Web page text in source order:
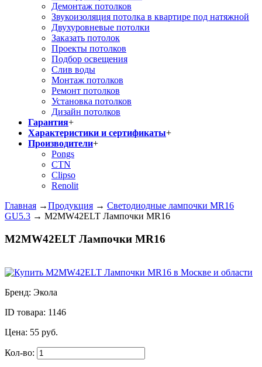
Демонтаж потолков
Звукоизоляция потолка в квартире под натяжной
Двухуровневые потолки
Заказать потолок
Проекты потолков
Подбор освещения
Слив воды
Монтаж потолков
Ремонт потолков
Установка потолков
Дизайн потолков
Гарантия+
Характеристики и сертификаты+
Производители+
Pongs
CTN
Clipso
Renolit
Главная →Продукция → Светодиодные лампочки MR16
GU5.3 → M2MW42ELT Лампочки MR16
M2MW42ELT Лампочки MR16
Бренд: Экола
ID товара: 1146
Цена: 55 руб.
Кол-во: